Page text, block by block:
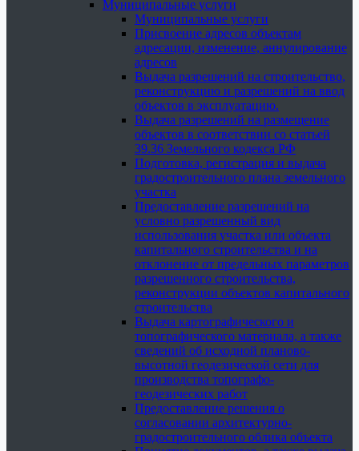
Муниципальные услуги
Муниципальные услуги
Присвоение адресов объектам
адресации, изменение, аннулирование
адресов
Выдача разрешений на строительство,
реконструкцию и разрешений на ввод
объектов в эксплуатацию.
Выдача разрешений на размещение
объектов в соответствии со статьей
39.36 Земельного кодекса РФ
Подготовка, регистрация и выдача
градостроительного плана земельного
участка
Предоставление разрешений на
условно разрешенный вид
использования участка или объекта
капитального строительства и на
отклонение от предельных параметров
разрешенного строительства,
реконструкции объектов капитального
строительства
Выдача картографического и
топографического материала, а также
сведений об исходной планово-
высотной геодезической сети для
производства топографо-
геодезических работ
Предоставление решения о
согласовании архитектурно-
градостроительного облика объекта